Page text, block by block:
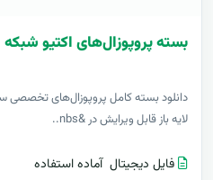
بسته پروپوزال‌های اکتیو شبکه
دانلود بسته کامل پروپوزال‌های
لایه باز قابل ویرایش در &nbs..
فایل دیجیتال آماده استفاده